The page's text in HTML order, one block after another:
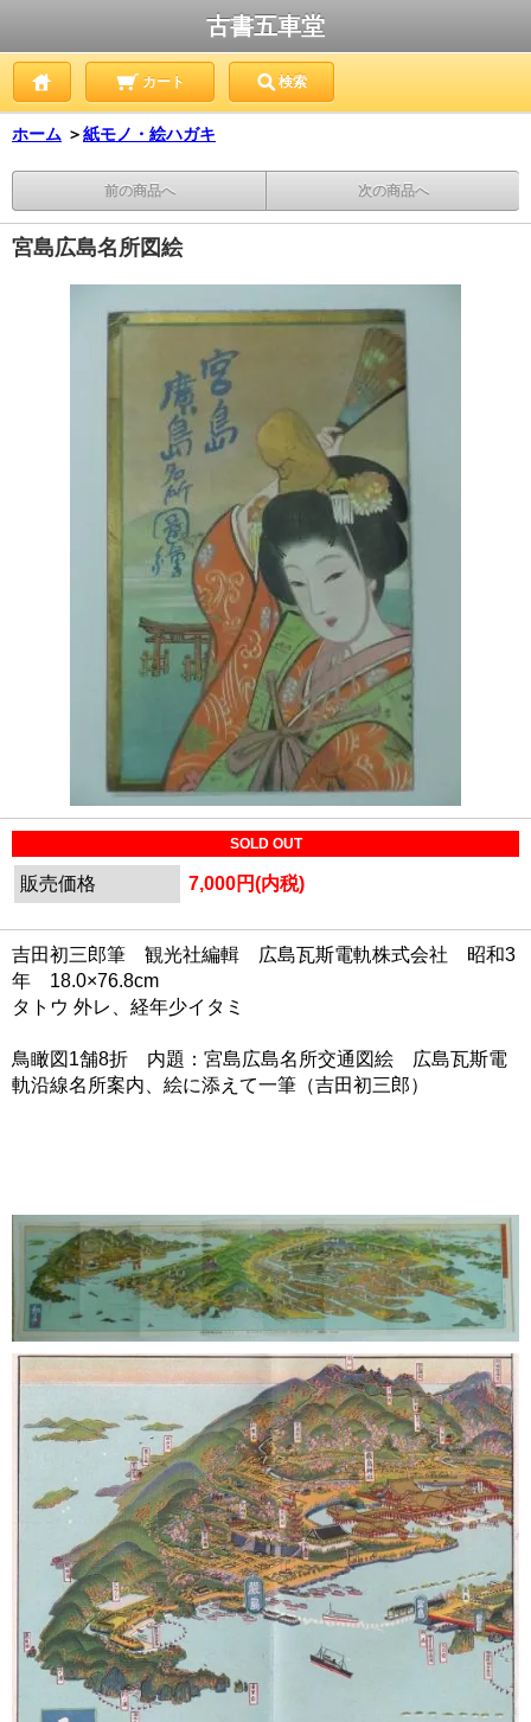
古書五車堂
カート 検索
ホーム ＞紙モノ・絵ハガキ
前の商品へ 次の商品へ
宮島広島名所図絵
SOLD OUT
販売価格 7,000円(内税)
吉田初三郎筆 観光社編輯 広島瓦斯電軌株式会社 昭和3
年 18.0×76.8cm
タトウ 外レ、経年少イタミ
鳥瞰図1舗8折 内題：宮島広島名所交通図絵 広島瓦斯電
軌沿線名所案内、絵に添えて一筆（吉田初三郎）